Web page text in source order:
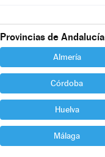
Provincias de Andalucía
Almería
Córdoba
Huelva
Málaga